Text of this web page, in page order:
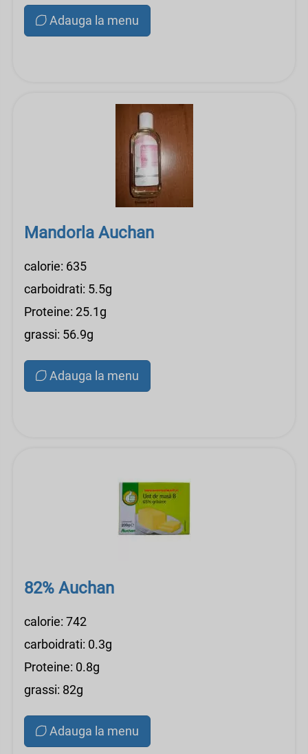
Adauga la menu
Mandorla Auchan
calorie: 635
carboidrati: 5.5g
Proteine: 25.1g
grassi: 56.9g
Adauga la menu
82% Auchan
calorie: 742
carboidrati: 0.3g
Proteine: 0.8g
grassi: 82g
Adauga la menu